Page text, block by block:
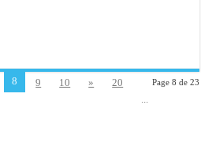
Page 8 de 23
8 9 10 »
20